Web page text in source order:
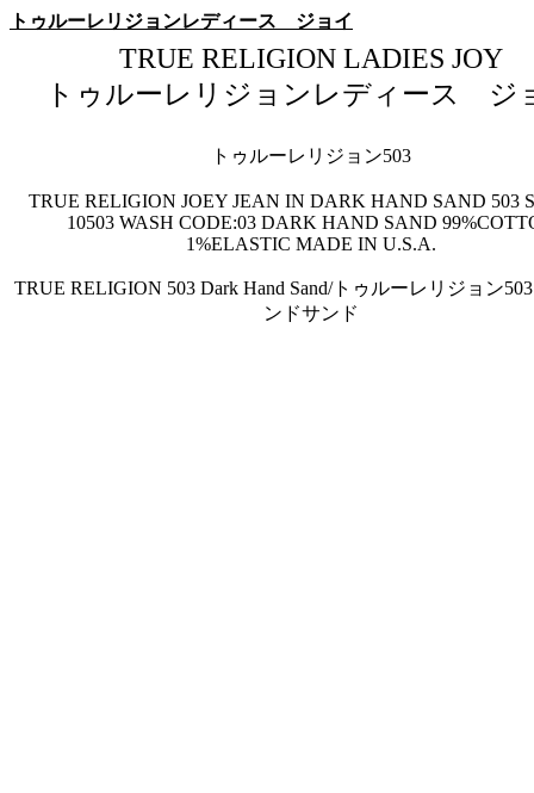
トゥルーレリジョンレディース ジョイ
TRUE RELIGION LADIES JOY
トゥルーレリジョンレディース ジ
トゥルーレリジョン503
TRUE RELIGION JOEY JEAN IN DARK HAND SAND 503
10503 WASH CODE:03 DARK HAND SAND
1%ELASTIC MADE IN U.S.A.
TRUE RELIGION 503 Dark Hand Sand/トゥルーレリジョン
ンドサンド